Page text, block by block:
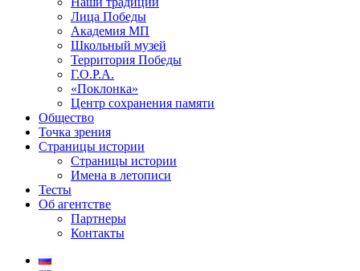
Лица Победы
Академия МП
Школьный музей
Территория Победы
Г.О.Р.А.
«Поклонка»
Центр сохранения памяти
Общество
Точка зрения
Страницы истории
Страницы истории
Имена в летописи
Тесты
Об агентстве
Партнеры
Контакты